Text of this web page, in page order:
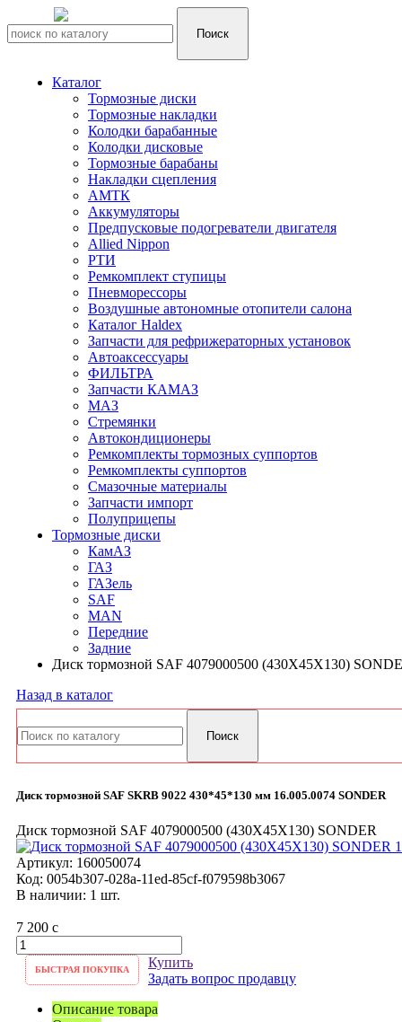
Каталог
Тормозные диски
Тормозные накладки
Колодки барабанные
Колодки дисковые
Тормозные барабаны
Накладки сцепления
АМТК
Аккумуляторы
Предпусковые подогреватели двигателя
Allied Nippon
РТИ
Ремкомплект ступицы
Пневморессоры
Воздушные автономные отопители салона
Каталог Haldex
Запчасти для рефрижераторных установок
Автоаксессуары
ФИЛЬТРА
Запчасти КАМАЗ
МАЗ
Стремянки
Автокондиционеры
Ремкомплекты тормозных суппортов
Ремкомплекты суппортов
Смазочные материалы
Запчасти импорт
Полуприцепы
Тормозные диски
КамАЗ
ГАЗ
ГАЗель
SAF
MAN
Передние
Задние
Диск тормозной SAF 4079000500 (430X45X130)
Назад в каталог
Диск тормозной SAF SKRB 9022 430*45*130 мм 16.005.0074 SONDER
Диск тормозной SAF 4079000500 (430X45X130) SONDER
Артикул: 160050074
Код: 0054b307-028a-11ed-85cf-f079598b3067
В наличии: 1 шт.
7 200 c
Купить
БЫСТРАЯ ПОКУПКА
Задать вопрос продавцу
Описание товара